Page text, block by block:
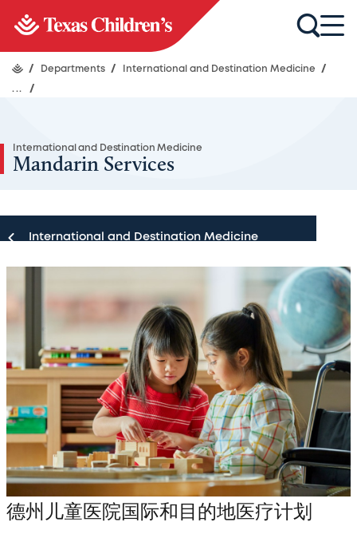
/ Departments / International and Destination Medicine /
... /
International and Destination Medicine
Mandarin Services
International and Destination Medicine
International and Destination Medicine
Why Choose Us
Meet Our Team
Patient Resources
Programs and Services
For Healthcare Professionals
德州儿童医院国际和目的地医疗计划